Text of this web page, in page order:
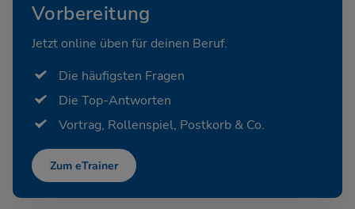
Vorbereitung
Jetzt online üben für deinen Beruf.
Die häufigsten Fragen
Die Top-Antworten
Vortrag, Rollenspiel, Postkorb & Co.
Zum eTrainer